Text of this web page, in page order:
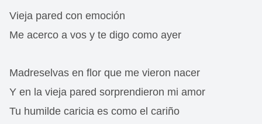
Vieja pared con emoción
Me acerco a vos y te digo como ayer
Madreselvas en flor que me vieron nacer
Y en la vieja pared sorprendieron mi amor
Tu humilde caricia es como el cariño